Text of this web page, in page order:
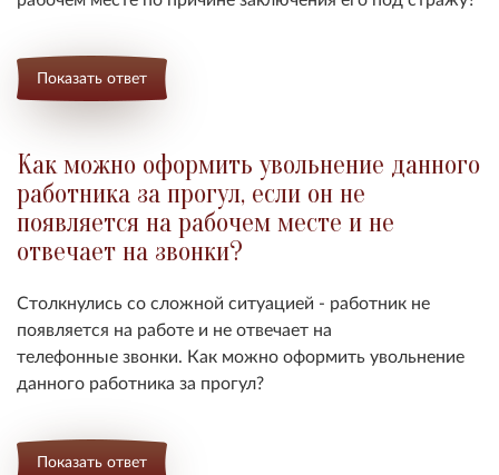
Показать ответ
Как можно оформить увольнение данного
работника за прогул, если он не
появляется на рабочем месте и не
отвечает на звонки?
Столкнулись со сложной ситуацией - работник не
появляется на работе и не отвечает на
телефонные звонки. Как можно оформить увольнение
данного работника за прогул?
Показать ответ